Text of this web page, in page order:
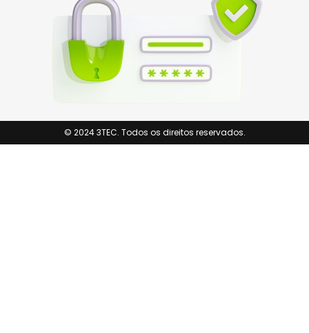
© 2024 3TEC. Todos os direitos reservados.